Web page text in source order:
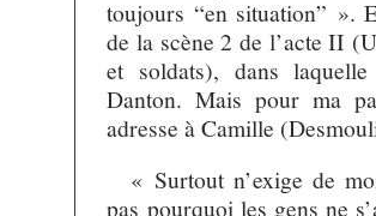
toujours “en situation” ».
de la scène 2 de l’acte II
et soldats), dans
Danton. Mais pour ma
adresse à Camille
« Surtout n’exige de
pas pourquoi les gens ne